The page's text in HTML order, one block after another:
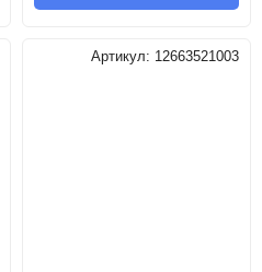
Артикул: 12663521003